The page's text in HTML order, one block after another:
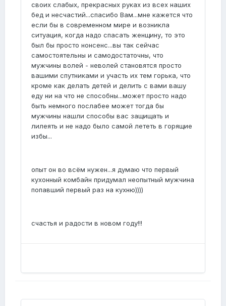
своих слабых, прекрасных руках из всех наших
бед и несчастий...спасибо Вам...мне кажется что
если бы в современном мире и возникла
ситуация, когда надо спасать женщину, то это
был бы просто нонсенс...вы так сейчас
самостоятельны и самодостаточны, что
мужчины волей - неволей становятся просто
вашими спутниками и участь их тем горька, что
кроме как делать детей и делить с вами вашу
еду ни на что не способны...может просто надо
быть немного послабее может тогда бы
мужчины нашли способы вас защищать и
лилеять и не надо было самой лететь в горящие
избы...
опыт он во всём нужен...я думаю что первый
кухонный комбайн придумал неопытный мужчина
попавший первый раз на кухню))))
счастья и радости в новом году!!!